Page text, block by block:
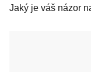
Jaký je váš názor